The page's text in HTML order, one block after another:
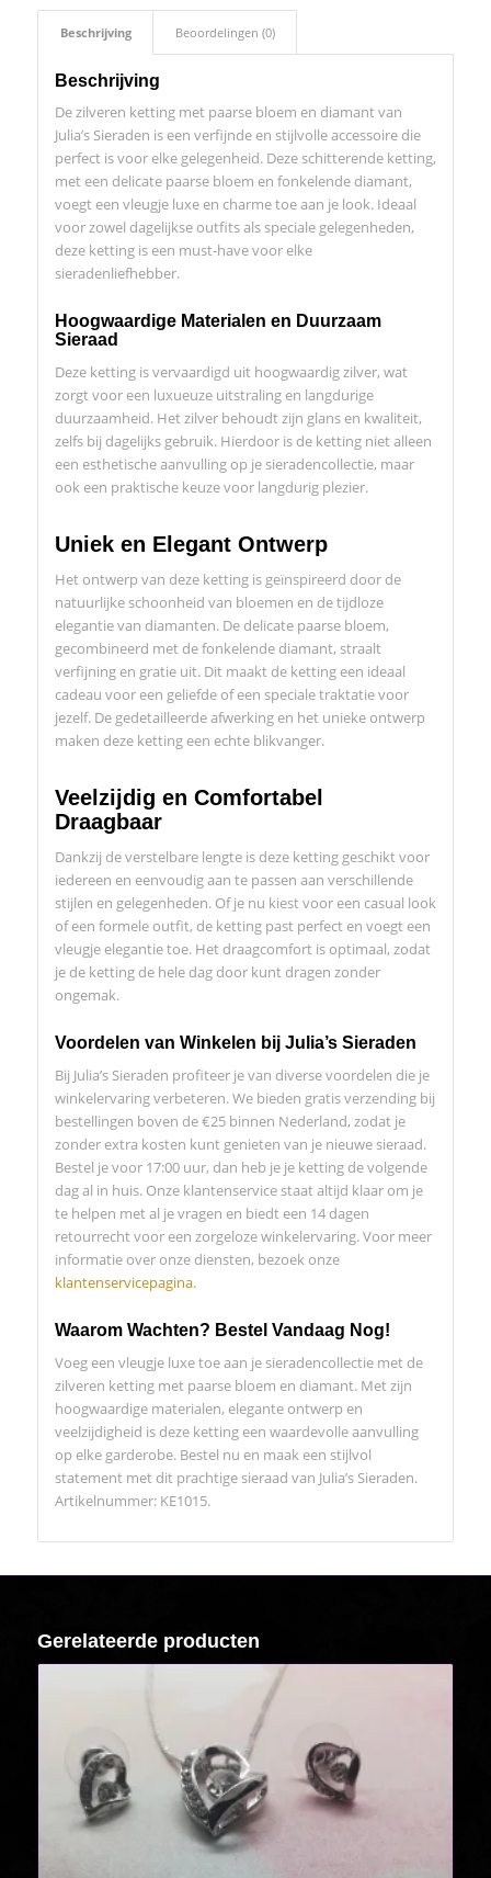
Beschrijving Beoordelingen (0)
Beschrijving
De zilveren ketting met paarse bloem en diamant van
Julia’s Sieraden is een verfijnde en stijlvolle accessoire die
perfect is voor elke gelegenheid. Deze schitterende ketting,
met een delicate paarse bloem en fonkelende diamant,
voegt een vleugje luxe en charme toe aan je look. Ideaal
voor zowel dagelijkse outfits als speciale gelegenheden,
deze ketting is een must-have voor elke
sieradenliefhebber.
Hoogwaardige Materialen en Duurzaam
Sieraad
Deze ketting is vervaardigd uit hoogwaardig zilver, wat
zorgt voor een luxueuze uitstraling en langdurige
duurzaamheid. Het zilver behoudt zijn glans en kwaliteit,
zelfs bij dagelijks gebruik. Hierdoor is de ketting niet alleen
een esthetische aanvulling op je sieradencollectie, maar
ook een praktische keuze voor langdurig plezier.
Uniek en Elegant Ontwerp
Het ontwerp van deze ketting is geïnspireerd door de
natuurlijke schoonheid van bloemen en de tijdloze
elegantie van diamanten. De delicate paarse bloem,
gecombineerd met de fonkelende diamant, straalt
verfijning en gratie uit. Dit maakt de ketting een ideaal
cadeau voor een geliefde of een speciale traktatie voor
jezelf. De gedetailleerde afwerking en het unieke ontwerp
maken deze ketting een echte blikvanger.
Veelzijdig en Comfortabel
Draagbaar
Dankzij de verstelbare lengte is deze ketting geschikt voor
iedereen en eenvoudig aan te passen aan verschillende
stijlen en gelegenheden. Of je nu kiest voor een casual look
of een formele outfit, de ketting past perfect en voegt een
vleugje elegantie toe. Het draagcomfort is optimaal, zodat
je de ketting de hele dag door kunt dragen zonder
ongemak.
Voordelen van Winkelen bij Julia’s Sieraden
Bij Julia’s Sieraden profiteer je van diverse voordelen die je
winkelervaring verbeteren. We bieden gratis verzending bij
bestellingen boven de €25 binnen Nederland, zodat je
zonder extra kosten kunt genieten van je nieuwe sieraad.
Bestel je voor 17:00 uur, dan heb je je ketting de volgende
dag al in huis. Onze klantenservice staat altijd klaar om je
te helpen met al je vragen en biedt een 14 dagen
retourrecht voor een zorgeloze winkelervaring. Voor meer
informatie over onze diensten, bezoek onze
klantenservicepagina.
Waarom Wachten? Bestel Vandaag Nog!
Voeg een vleugje luxe toe aan je sieradencollectie met de
zilveren ketting met paarse bloem en diamant. Met zijn
hoogwaardige materialen, elegante ontwerp en
veelzijdigheid is deze ketting een waardevolle aanvulling
op elke garderobe. Bestel nu en maak een stijlvol
statement met dit prachtige sieraad van Julia’s Sieraden.
Artikelnummer: KE1015.
Gerelateerde producten